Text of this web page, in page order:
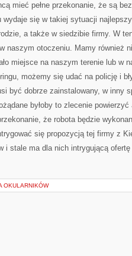
mieć pełne przekonanie, że są
wydaje się w takiej sytuacji
a także w siedzibie firmy. W
naszym otoczeniu. Mamy również
miejsce na naszym terenie lub w
możemy się udać na policję i
być dobrze zainstalowany, w inny
byłoby to zlecenie
że robota będzie
się propozycją tej firmy z
i stale ma dla nich intrygującą
OKULARNIKÓW